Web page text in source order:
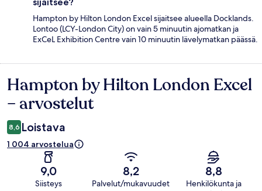
Hampton by Hilton London Excel sijaitsee alueella Docklands.
Lontoo (LCY-London City) on vain 5 minuutin ajomatkan ja
ExCeL Exhibition Centre vain 10 minuutin lävelymatkan päässä.
Arvostelut
Hampton by Hilton London Excel
– arvostelut
8,6 Loistava
1 004 arvostelua
9,0
Siisteys
8,2
Palvelut/mukavuudet
8,8
Henkilökunta ja